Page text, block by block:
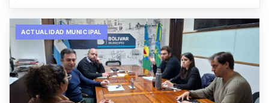
ACTUALIDAD MUNICIPAL